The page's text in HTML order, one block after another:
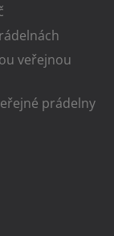
veřejnou
prádelny